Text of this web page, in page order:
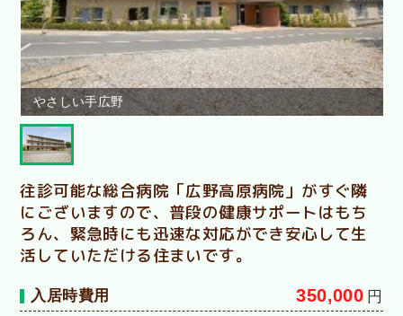
やさしい手広野
往診可能な総合病院「広野高原病院」がすぐ隣
にございますので、普段の健康サポートはもち
ろん、緊急時にも迅速な対応ができ安心して生
活していただける住まいです。
入居時費用 350,000 円